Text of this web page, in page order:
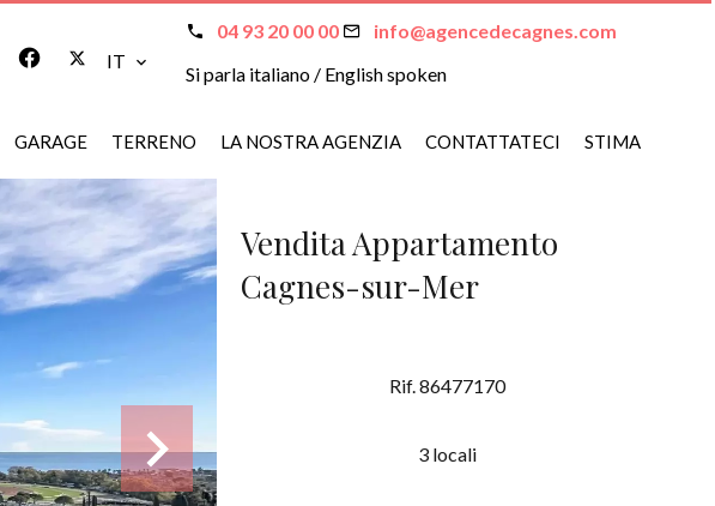
IT
04 93 20 00 00
info@agencedecagnes.com
Si parla italiano / English spoken
GARAGE TERRENO LA NOSTRA AGENZIA CONTATTATECI STIMA
Vendita Appartamento
Cagnes-sur-Mer
Rif. 86477170
3 locali